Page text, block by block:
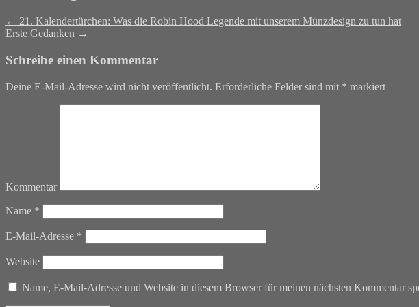
← 21. Kalendertürchen: Was die Robin Hood Legende mit unserem Münzdesign zu tun hat
Erste Gedanken →
Schreibe einen Kommentar
Deine E-Mail-Adresse wird nicht veröffentlicht. Erforderliche Felder sind mit * markiert
Kommentar
Name *
E-Mail-Adresse *
Website
Name, E-Mail-Adresse und Website in diesem Browser für meinen nächsten Kommentar